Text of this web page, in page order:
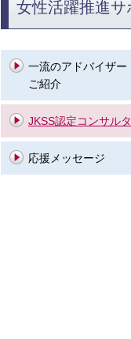
女性活躍推進
一流のアドバイザー
ご紹介
JKSS認定コンサル
応援メッセージ